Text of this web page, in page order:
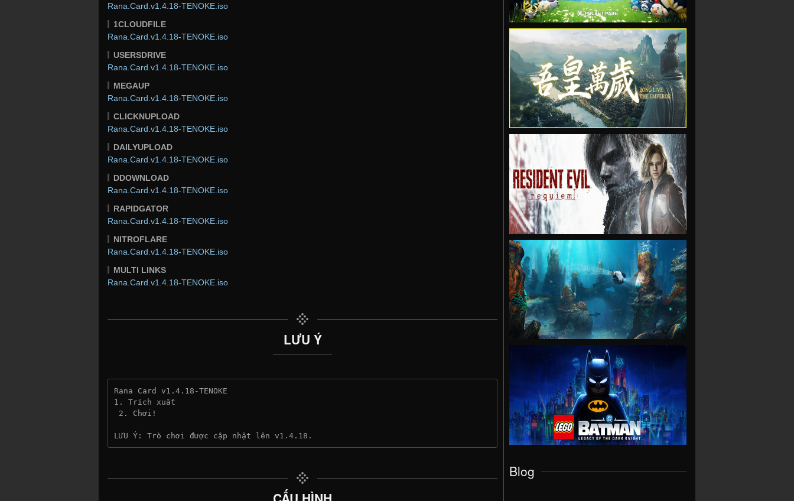
Rana.Card.v1.4.18-TENOKE.iso
1CLOUDFILE
Rana.Card.v1.4.18-TENOKE.iso
USERSDRIVE
Rana.Card.v1.4.18-TENOKE.iso
MEGAUP
Rana.Card.v1.4.18-TENOKE.iso
CLICKNUPLOAD
Rana.Card.v1.4.18-TENOKE.iso
DAILYUPLOAD
Rana.Card.v1.4.18-TENOKE.iso
DDOWNLOAD
Rana.Card.v1.4.18-TENOKE.iso
RAPIDGATOR
Rana.Card.v1.4.18-TENOKE.iso
NITROFLARE
Rana.Card.v1.4.18-TENOKE.iso
MULTI LINKS
Rana.Card.v1.4.18-TENOKE.iso
LƯU Ý
Rana Card v1.4.18-TENOKE
1. Trích xuất
2. Chơi!
LƯU Ý: Trò chơi được cập nhật lên v1.4.18.
VIEW
VIEW
VIEW
VIEW
Blog